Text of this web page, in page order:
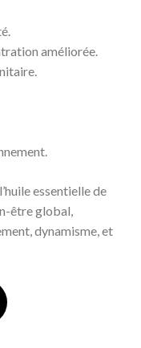
améliorée.
essentielle de
être global,
dynamisme, et